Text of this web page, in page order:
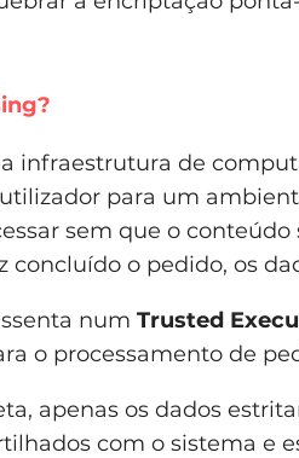
infraestrutura de
para um
sem que o
concluído o pedido, os
num Trusted
o processamento de
apenas os dados
com o sistema e